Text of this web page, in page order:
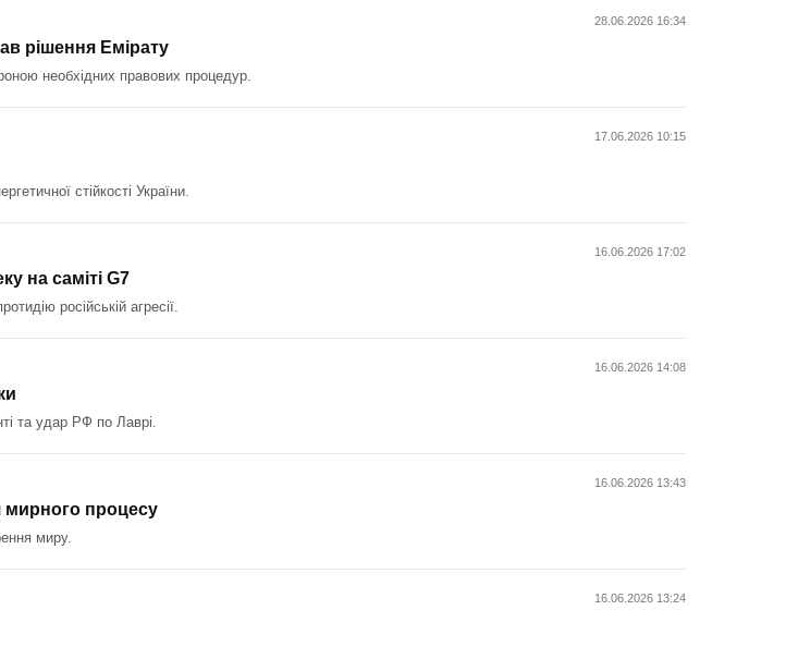
28.06.2026 16:34
рішення Емірату
необхідних правових процедур.
17.06.2026 10:15
стійкості України.
16.06.2026 17:02
на саміті G7
російській агресії.
16.06.2026 14:08
та удар РФ по Лаврі.
16.06.2026 13:43
мирного процесу
миру.
16.06.2026 13:24